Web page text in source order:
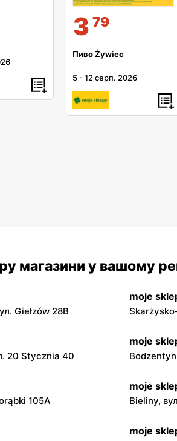
3 79
Пиво Żywiec
5 -12 серп. 2026
магазини у вашому
Giełzów 28B
moje
20 Stycznia 40
moje
105A
moje
Bieliny,
moje